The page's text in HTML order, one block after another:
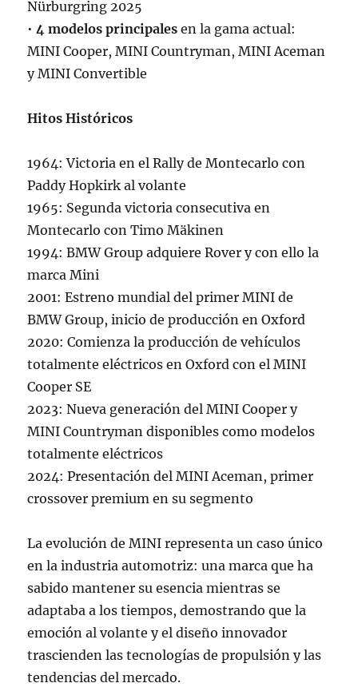
Nürburgring 2025
•4 modelos principales en la gama actual:
MINI Cooper, MINI Countryman, MINI Aceman
y MINI Convertible
Hitos Históricos
1964: Victoria en el Rally de Montecarlo con
Paddy Hopkirk al volante
1965: Segunda victoria consecutiva en
Montecarlo con Timo Mäkinen
1994: BMW Group adquiere Rover y con ello la
marca Mini
2001: Estreno mundial del primer MINI de
BMW Group, inicio de producción en Oxford
2020: Comienza la producción de vehículos
totalmente eléctricos en Oxford con el MINI
Cooper SE
2023: Nueva generación del MINI Cooper y
MINI Countryman disponibles como modelos
totalmente eléctricos
2024: Presentación del MINI Aceman, primer
crossover premium en su segmento
La evolución de MINI representa un caso único
en la industria automotriz: una marca que ha
sabido mantener su esencia mientras se
adaptaba a los tiempos, demostrando que la
emoción al volante y el diseño innovador
trascienden las tecnologías de propulsión y las
tendencias del mercado.